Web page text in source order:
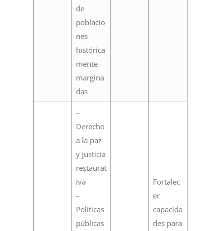
de
poblacio
nes
histórica
mente
margina
das
–
Derecho
a la paz
y justicia
restaurat
iva
–
Políticas
públicas
Fortalec
er
capacida
des para